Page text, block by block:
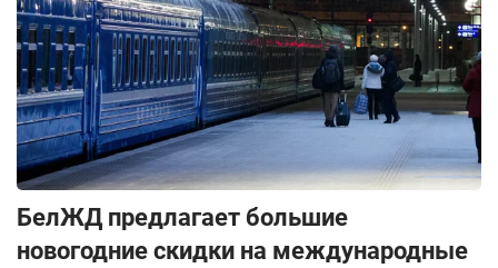
БелЖД предлагает большие
новогодние скидки на международные